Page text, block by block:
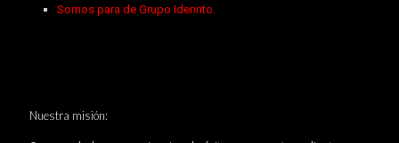
Somos para de Grupo Idennto.
Nuestra misión: